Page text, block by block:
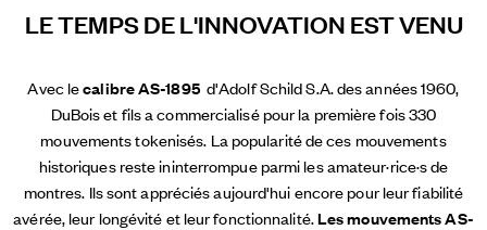
LE TEMPS DE L'INNOVATION EST VENU
Avec lecalibre AS-1895 d'Adolf Schild S.A. des années 1960,
DuBois et fils a commercialisé pour la première fois 330
mouvements tokenisés. La popularité de ces mouvements
historiques reste ininterrompue parmi les amateur·rice·s de
montres. Ils sont appréciés aujourd'hui encore pour leur fiabilité
avérée, leur longévité et leur fonctionnalité.Les mouvements AS-